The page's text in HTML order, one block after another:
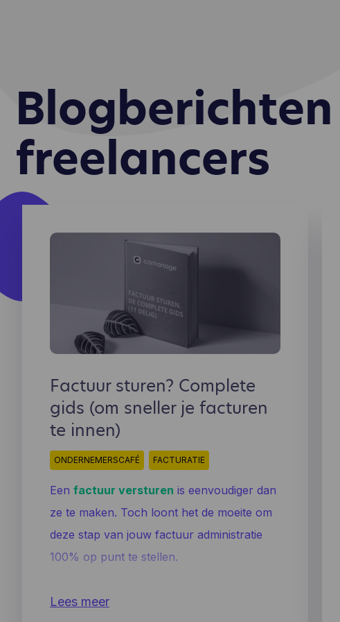
freelancers
Factuur sturen? Complete
gids (om sneller je facturen
te innen)
ONDERNEMERSCAFÉ FACTURATIE
Een factuur versturen is eenvoudiger dan
ze te maken. Toch loont het de moeite om
deze stap van jouw factuur administratie
100% op punt te stellen.
Hoe, wanneer en aan wie je jouw factuur
Lees meer